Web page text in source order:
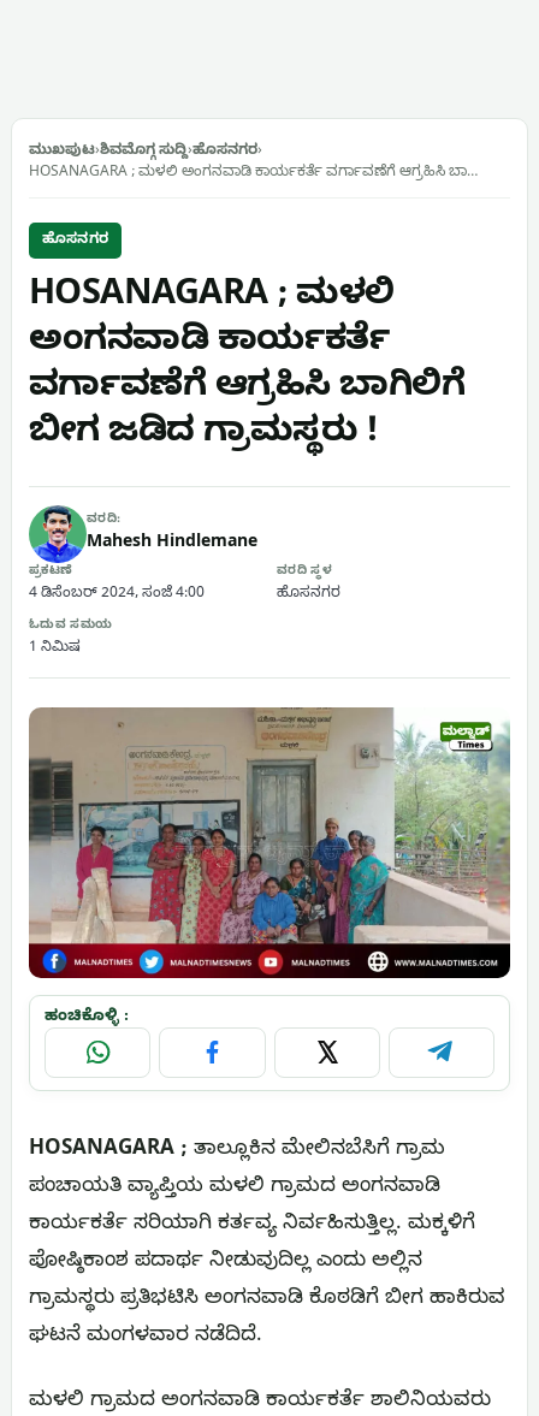
ಮುಖಪುಟ›ಶಿವಮೊಗ್ಗ ಸುದ್ದಿ›ಹೊಸನಗರ›
HOSANAGARA ; ಮಳಲಿ ಅಂಗನವಾಡಿ ಕಾರ್ಯಕರ್ತೆ ವರ್ಗಾವಣೆಗೆ ಆಗ್ರಹಿಸಿ ಬಾ…
ಹೊಸನಗರ
HOSANAGARA ; ಮಳಲಿ
ಅಂಗನವಾಡಿ ಕಾರ್ಯಕರ್ತೆ
ವರ್ಗಾವಣೆಗೆ ಆಗ್ರಹಿಸಿ ಬಾಗಿಲಿಗೆ
ಬೀಗ ಜಡಿದ ಗ್ರಾಮಸ್ಥರು !
ವರದಿ:
Mahesh Hindlemane
ಪ್ರಕಟಣೆ
4 ಡಿಸೆಂಬರ್ 2024, ಸಂಜೆ 4:00
ವರದಿ ಸ್ಥಳ
ಹೊಸನಗರ
ಓದುವ ಸಮಯ
1 ನಿಮಿಷ
ಹಂಚಿಕೊಳ್ಳಿ :
WhatsApp Facebook X Telegram
HOSANAGARA ; ತಾಲ್ಲೂಕಿನ ಮೇಲಿನಬೆಸಿಗೆ ಗ್ರಾಮ
ಪಂಚಾಯತಿ ವ್ಯಾಪ್ತಿಯ ಮಳಲಿ ಗ್ರಾಮದ ಅಂಗನವಾಡಿ
ಕಾರ್ಯಕರ್ತೆ ಸರಿಯಾಗಿ ಕರ್ತವ್ಯ ನಿರ್ವಹಿಸುತ್ತಿಲ್ಲ. ಮಕ್ಕಳಿಗೆ
ಪೋಷ್ಠಿಕಾಂಶ ಪದಾರ್ಥ ನೀಡುವುದಿಲ್ಲ ಎಂದು ಅಲ್ಲಿನ
ಗ್ರಾಮಸ್ಥರು ಪ್ರತಿಭಟಿಸಿ ಅಂಗನವಾಡಿ ಕೊಠಡಿಗೆ ಬೀಗ ಹಾಕಿರುವ
ಘಟನೆ ಮಂಗಳವಾರ ನಡೆದಿದೆ.
ಮಳಲಿ ಗ್ರಾಮದ ಅಂಗನವಾಡಿ ಕಾರ್ಯಕರ್ತೆ ಶಾಲಿನಿಯವರು